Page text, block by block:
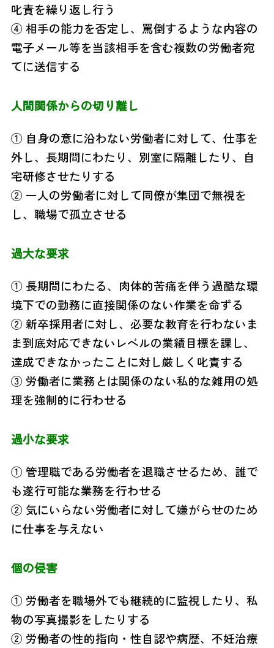
叱責を繰り返し行う
④ 相手の能力を否定し、罵倒するような内容の
電子メール等を当該相手を含む複数の労働者宛
てに送信する
人間関係からの切り離し
① 自身の意に沿わない労働者に対して、仕事を
外し、長期間にわたり、別室に隔離したり、自
宅研修させたりする
② 一人の労働者に対して同僚が集団で無視を
し、職場で孤立させる
過大な要求
① 長期間にわたる、肉体的苦痛を伴う過酷な環
境下での勤務に直接関係のない作業を命ずる
② 新卒採用者に対し、必要な教育を行わないま
ま到底対応できないレベルの業績目標を課し、
達成できなかったことに対し厳しく叱責する
③ 労働者に業務とは関係のない私的な雑用の処
理を強制的に行わせる
過小な要求
① 管理職である労働者を退職させるため、誰で
も遂行可能な業務を行わせる
② 気にいらない労働者に対して嫌がらせのため
に仕事を与えない
個の侵害
① 労働者を職場外でも継続的に監視したり、私
物の写真撮影をしたりする
② 労働者の性的指向・性自認や病歴、不妊治療